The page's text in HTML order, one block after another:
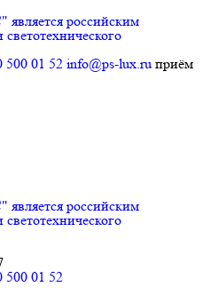
российским
500 01 52 info@ps-lux.ru приём
российским
500 01 52